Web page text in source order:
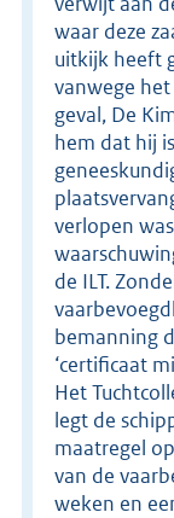
waar deze
uitkijk heeft
vanwege
geval, De
hem dat hij
verlopen
de ILT.
bemanning
‘certificaat
Het
legt de
maatregel
van de
weken en